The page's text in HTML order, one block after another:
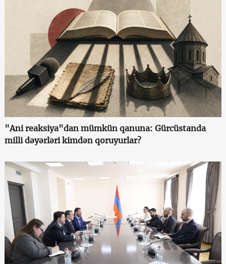
"Ani reaksiya"dan mümkün qanuna: Gürcüstanda
milli dəyərləri kimdən qoruyurlar?